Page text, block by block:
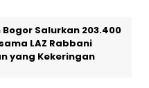
Salurkan 203.400
LAZ Rabbani
yang Kekeringan